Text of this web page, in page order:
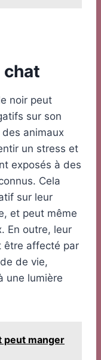
noir peut
sur son
animaux
un stress et
exposés à des
Cela
sur leur
et peut même
En outre, leur
être affecté par
de vie,
une lumière
peut manger